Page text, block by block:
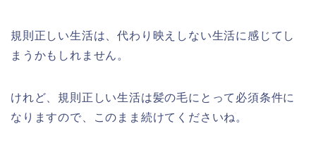
規則正しい生活は、代わり映えしない生活に感じてし
まうかもしれません。
けれど、規則正しい生活は髪の毛にとって必須条件に
なりますので、このまま続けてくださいね。